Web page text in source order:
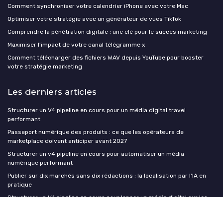
Comment synchroniser votre calendrier iPhone avec votre Mac
Optimiser votre stratégie avec un générateur de vues TikTok
Comprendre la pénétration digitale : une clé pour le succès marketing
Maximiser l'impact de votre canal télégramme x
Comment télécharger des fichiers WAV depuis YouTube pour booster
votre stratégie marketing
Les derniers articles
Structurer un V4 pipeline en cours pour un média digital travel
performant
Passeport numérique des produits : ce que les opérateurs de
marketplace doivent anticiper avant 2027
Structurer un v4 pipeline en cours pour automatiser un média
numérique performant
Publier sur dix marchés sans dix rédactions : la localisation par l'IA en
pratique